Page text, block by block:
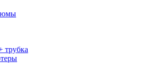
трубка